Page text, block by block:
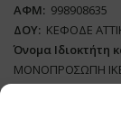
ΑΦΜ: 998908635
ΔΟΥ: ΚΕΦΟΔΕ
Όνομα Ιδιοκτήτη
ΜΟΝΟΠΡΟΣΩΠΗ
Διευθυντής